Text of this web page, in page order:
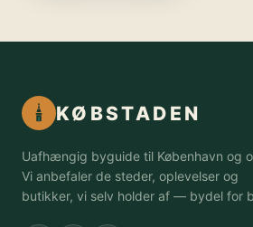
KØBSTADEN
Uafhængig byguide til København og
Vi anbefaler de steder, oplevelser og
butikker, vi selv holder af — bydel for